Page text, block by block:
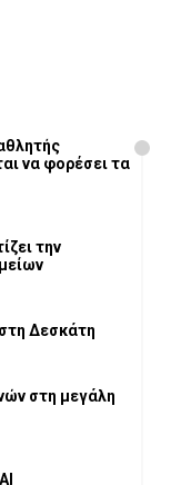
να φορέσει τα
την
Δεσκάτη
στη μεγάλη